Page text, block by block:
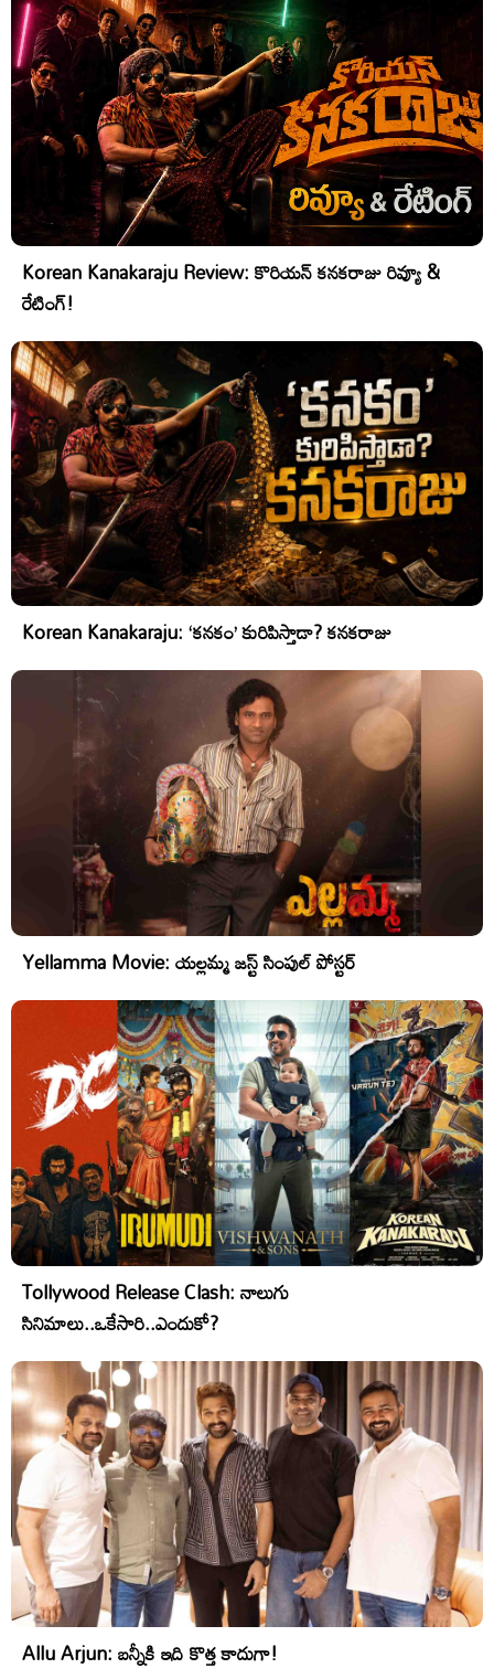
Korean Kanakaraju Review: కొరియన్ కనకరాజు రివ్యూ &
రేటింగ్!
Korean Kanakaraju: ‘కనకం’ కురిపిస్తాడా? కనకరాజు
Yellamma Movie: యల్లమ్మ జస్ట్ సింపుల్ పోస్టర్
Tollywood Release Clash: నాలుగు
సినిమాలు..ఒకేసారి..ఎందుకో?
Allu Arjun: బన్నీకి ఇది కొత్త కాదుగా!